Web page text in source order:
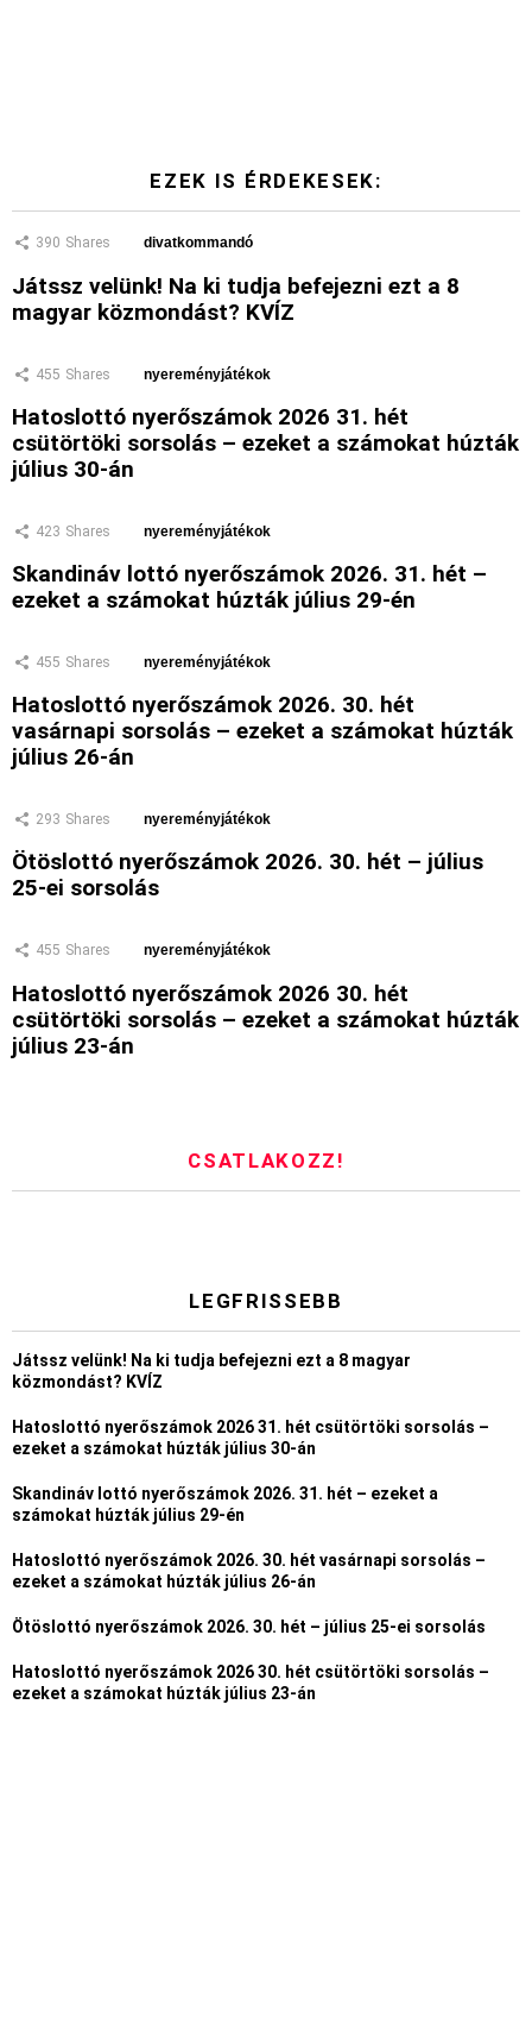
EZEK IS ÉRDEKESEK:
390 Shares divatkommandó
Játssz velünk! Na ki tudja befejezni ezt a 8
magyar közmondást? KVÍZ
455 Shares nyereményjátékok
Hatoslottó nyerőszámok 2026 31. hét
csütörtöki sorsolás – ezeket a számokat húzták
július 30-án
423 Shares nyereményjátékok
Skandináv lottó nyerőszámok 2026. 31. hét –
ezeket a számokat húzták július 29-én
455 Shares nyereményjátékok
Hatoslottó nyerőszámok 2026. 30. hét
vasárnapi sorsolás – ezeket a számokat húzták
július 26-án
293 Shares nyereményjátékok
Ötöslottó nyerőszámok 2026. 30. hét – július
25-ei sorsolás
455 Shares nyereményjátékok
Hatoslottó nyerőszámok 2026 30. hét
csütörtöki sorsolás – ezeket a számokat húzták
július 23-án
CSATLAKOZZ!
LEGFRISSEBB
Játssz velünk! Na ki tudja befejezni ezt a 8 magyar
közmondást? KVÍZ
Hatoslottó nyerőszámok 2026 31. hét csütörtöki sorsolás –
ezeket a számokat húzták július 30-án
Skandináv lottó nyerőszámok 2026. 31. hét – ezeket a
számokat húzták július 29-én
Hatoslottó nyerőszámok 2026. 30. hét vasárnapi sorsolás –
ezeket a számokat húzták július 26-án
Ötöslottó nyerőszámok 2026. 30. hét – július 25-ei sorsolás
Hatoslottó nyerőszámok 2026 30. hét csütörtöki sorsolás –
ezeket a számokat húzták július 23-án